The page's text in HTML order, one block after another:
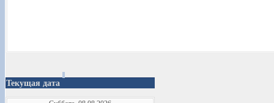
Текущая дата